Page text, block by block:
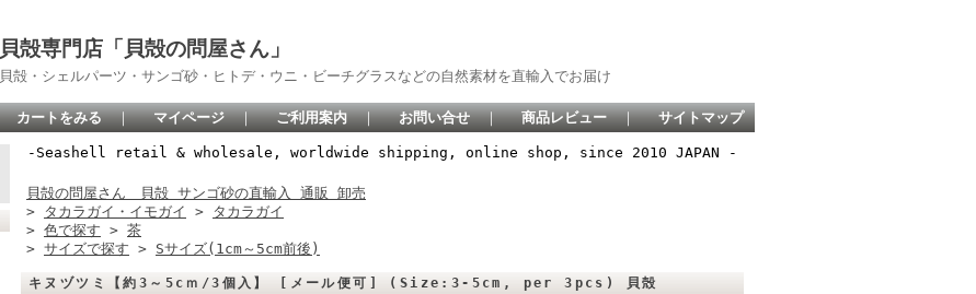
貝殻専門店「貝殻の問屋さん」
貝殻・シェルパーツ・サンゴ砂・ヒトデ・ウニ・ビーチグラスなどの自然素材を直輸入でお届け
カートをみる ｜ マイページ ｜ ご利用案内 ｜ お問い合せ ｜ 商品レビュー ｜ サイトマップ
-Seashell retail & wholesale, worldwide shipping, online shop, since 2010 JAPAN -
貝殻の問屋さん 貝殻 サンゴ砂の直輸入 通販 卸売
>
タカラガイ・イモガイ >
タカラガイ
> 色で探す > 茶
> サイズで探す > Sサイズ(1cm～5cm前後)
キヌヅツミ【約3～5cｍ/3個入】 [メール便可] (Size:3-5cm, per 3pcs) 貝殻